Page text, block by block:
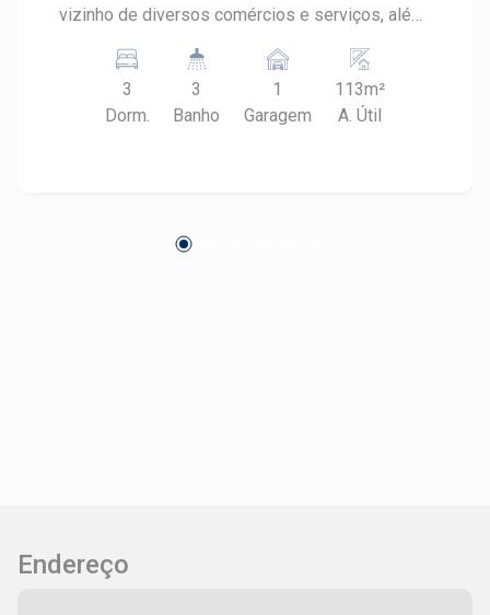
vizinho de diversos comércios e serviços, além
comerciais da cidade, a Avenida Armando Salles
de Oliveira. - 112m² de área útil; - Sala com
sacada; - 3 dormitórios, sendo 1 suíte; -
3
Dorm.
3
Banho
1
Garagem
113m²
A. Útil
Endereço